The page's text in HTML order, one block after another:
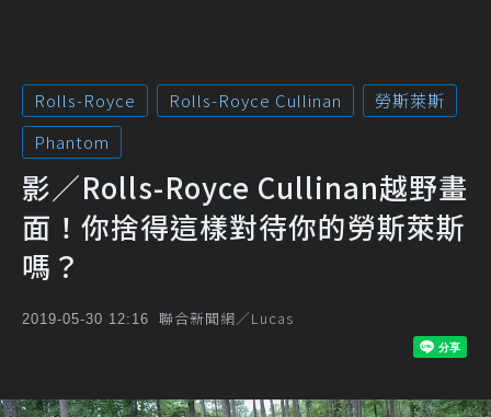
Rolls-Royce Rolls-Royce Cullinan
勞斯萊斯
Phantom
影／Rolls-Royce Cullinan越野畫
面！你捨得這樣對待你的勞斯萊斯
嗎？
2019-05-30 12:16 聯合新聞網／Lucas